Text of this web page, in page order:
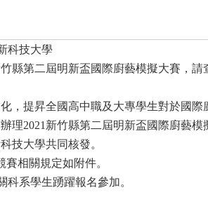
科技大學
縣第二屆明新盃國際廚藝模擬大賽，請
，提昇全國高中職及大專學生對於國際
理2021新竹縣第二屆明新盃國際廚藝模
技大學共同核發。
賽相關規定如附件。
科系學生踴躍報名參加。